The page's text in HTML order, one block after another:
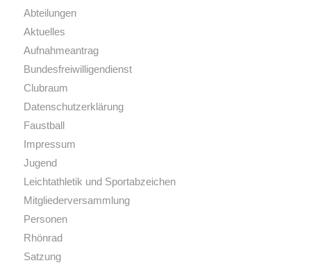
Abteilungen
Aktuelles
Aufnahmeantrag
Bundesfreiwilligendienst
Clubraum
Datenschutzerklärung
Faustball
Impressum
Jugend
Leichtathletik und Sportabzeichen
Mitgliederversammlung
Personen
Rhönrad
Satzung